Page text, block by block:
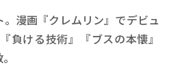
漫画『クレムリン』でデビュ
負ける技術』『ブスの本懐』